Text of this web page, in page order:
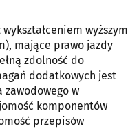
wyższym
mające prawo jazdy
zdolność do
dodatkowych jest
zawodowego w
komponentów
przepisów